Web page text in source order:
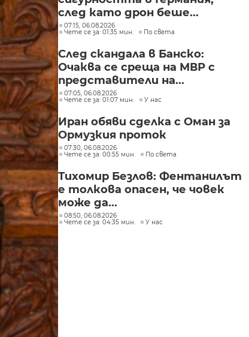
след като дрон беше...
07:15, 06.08.2026
Чете се за: 01:35 мин.
По света
След скандала в Банско:
Очаква се среща на МВР с
представители на...
07:05, 06.08.2026
Чете се за: 01:07 мин.
У нас
Иран обяви сделка с Оман за
Ормузкия проток
07:30, 06.08.2026
Чете се за: 00:55 мин.
По света
Тихомир Безлов: Фентанилът
е толкова опасен, че човек
може да...
08:50, 06.08.2026
Чете се за: 04:35 мин.
У нас